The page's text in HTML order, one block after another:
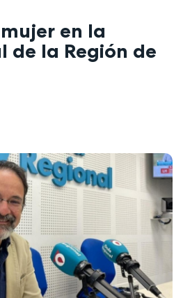
en la
de la Región de